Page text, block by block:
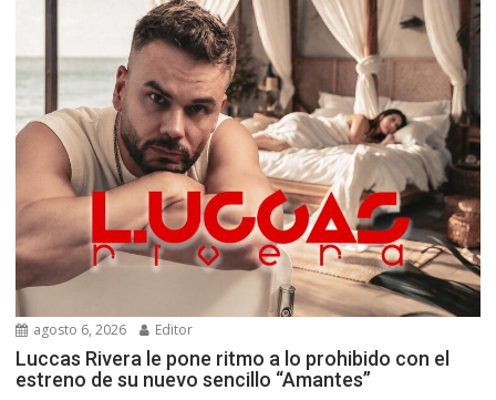
agosto 6, 2026 Editor
Luccas Rivera le pone ritmo a lo prohibido con el
estreno de su nuevo sencillo “Amantes”